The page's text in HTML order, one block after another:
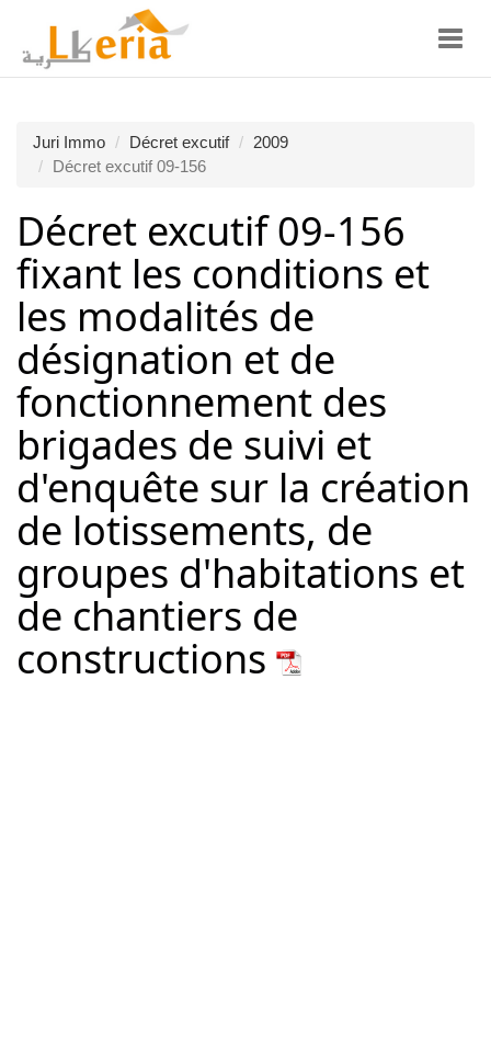
Juri Immo Décret excutif
2009
Décret excutif 09-156
Décret excutif 09-156
fixant les conditions et
les modalités de
désignation et de
fonctionnement des
brigades de suivi et
d'enquête sur la création
de lotissements, de
groupes d'habitations et
de chantiers de
constructions